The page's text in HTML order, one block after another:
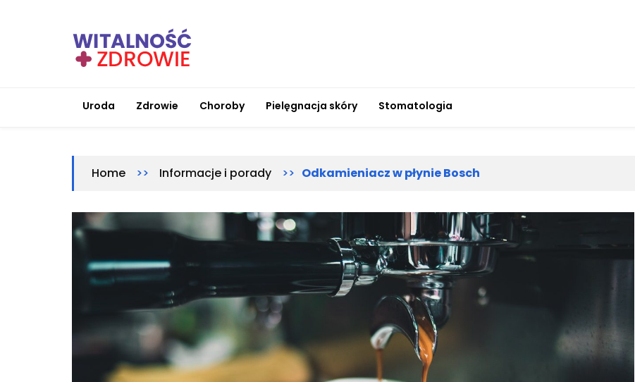
Uroda Zdrowie Choroby Pielęgnacja skóry Stomatologia
Home >> Informacje i porady >> Odkamieniacz w płynie Bosch